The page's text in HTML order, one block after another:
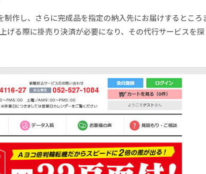
作し、さらに完成品を指定の納入先にお届けするところ
る際に掛売り決済が必要になり、その代行サービスを